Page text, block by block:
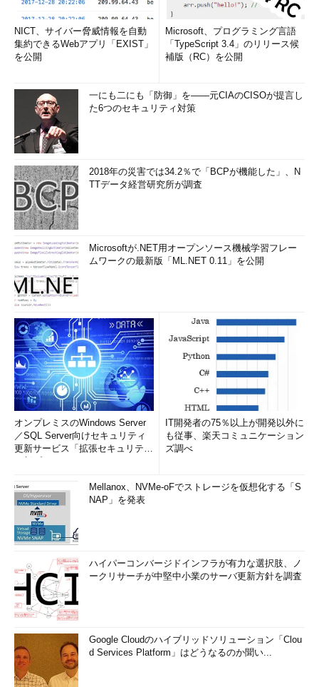
NICT、サイバー脅威情報を自動
集約できるWebアプリ「EXIST」
を公開
Microsoft、プログラミング言語
「TypeScript 3.4」のリリース候
補版（RC）を公開
一にも二にも「防御」を――元CIAのCISOが提言し
た6つのセキュリティ対策
2018年の災害では34.2％で「BCPが機能した」、N
TTデータ経営研究所が調査
Microsoftが.NET用オープンソース機械学習フレー
ムワークの最新版「ML.NET 0.11」を公開
オンプレミスのWindows Server
／SQL Server向けセキュリティ
更新サービス「拡張セキュリティ
IT開発者の75％以上が開発以外に
も従事、楽天コミュニケーション
ズ調べ
Mellanox、NVMe-oFでストレージを仮想化する「S
NAP」を発表
ハイパーコンバージドインフラが有力な選択肢、ノ
ークリサーチが中堅中小業のサーバ更新方針を調査
Google Cloudのハイブリッドソリューション「Clou
d Services Platform」はどうなるのか聞い...